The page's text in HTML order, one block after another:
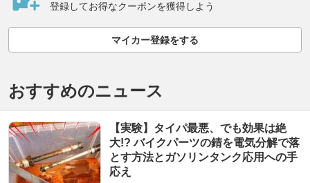
登録してお得なクーポンを獲得しよう
マイカー登録をする
おすすめのニュース
【実験】タイパ最悪、でも効果は絶
大!? バイクパーツの錆を電気分解で落
とす方法とガソリンタンク応用への手
応え